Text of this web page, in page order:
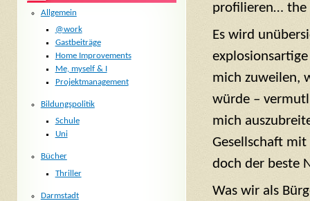
profilieren… the
Es wird
mich zuweilen,
würde –
mich
Gesellschaft
doch der beste
Was wir als
Allgemein
@work
Gastbeiträge
Home Improvements
Me, myself & I
Projektmanagement
Bildungspolitik
Schule
Uni
Bücher
Thriller
Darmstadt